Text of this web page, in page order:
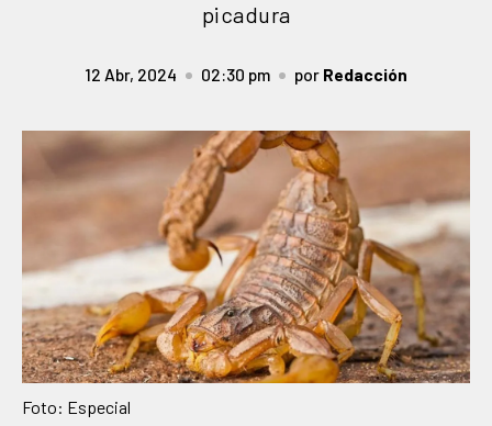
picadura
12 Abr, 2024 02:30 pm por Redacción
Foto: Especial